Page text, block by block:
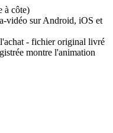
à côte)
vidéo sur Android, iOS et
- fichier original livré
montre l'animation